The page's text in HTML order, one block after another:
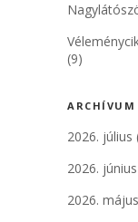
(9)
ARCHÍVUM
2026. július
2026. június
2026. május